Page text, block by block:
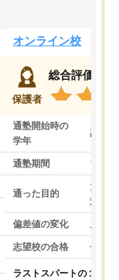
オンライン校
保護者
総合評価
通塾開始時の
学年
高3
通塾期間 1～3
通った目的
大学
対策
偏差値の変化 上が
志望校の合格 合格
ラストスパートの１か月